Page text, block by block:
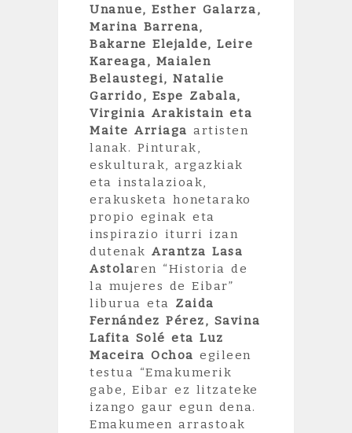
Unanue, Esther Galarza,
Marina Barrena,
Bakarne Elejalde, Leire
Kareaga, Maialen
Belaustegi, Natalie
Garrido, Espe Zabala,
Virginia Arakistain eta
Maite Arriagaartisten
lanak. Pinturak,
eskulturak, argazkiak
eta instalazioak,
erakusketa honetarako
propio eginak eta
inspirazio iturri izan
dutenakArantza Lasa
Astolaren “Historia de
la mujeres de Eibar”
liburua eta Zaida
Fernández Pérez, Savina
Lafita Solé eta Luz
Maceira Ochoaegileen
testua “Emakumerik
gabe, Eibar ez litzateke
izango gaur egun dena.
Emakumeen arrastoak